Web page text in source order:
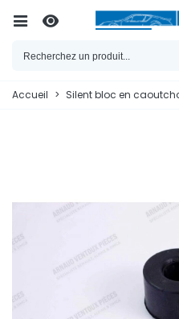
Accueil > Silent bloc en